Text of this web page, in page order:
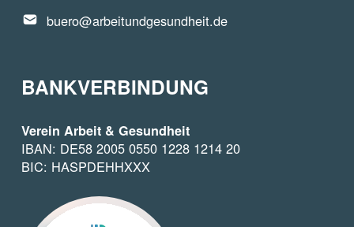
Email address:
buero@arbeitundgesundheit.de
BANKVERBINDUNG
Verein Arbeit & Gesundheit
IBAN: DE58 2005 0550 1228 1214 20
BIC: HASPDEHHXXX